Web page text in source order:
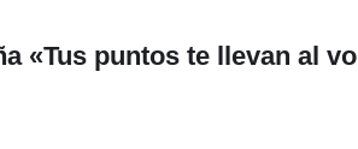
«Tus puntos te llevan al